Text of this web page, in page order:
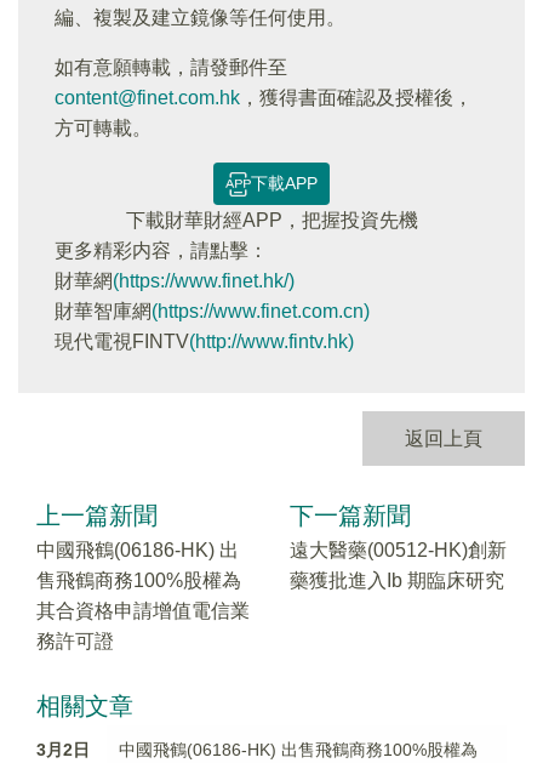
編、複製及建立鏡像等任何使用。
如有意願轉載，請發郵件至
content@finet.com.hk ，獲得書面確認及授權後，
方可轉載。
下載APP
下載財華財經APP，把握投資先機
更多精彩内容，請點擊：
財華網(https://www.finet.hk/)
財華智庫網(https://www.finet.com.cn)
現代電視FINTV(http://www.fintv.hk)
返回上頁
上一篇新聞
中國飛鶴(06186-HK) 出
售飛鶴商務100%股權為
其合資格申請增值電信業
務許可證
下一篇新聞
遠大醫藥(00512-HK)創新
藥獲批進入Ib 期臨床研究
相關文章
3月2日
中國飛鶴(06186-HK) 出售飛鶴商務100%股權為